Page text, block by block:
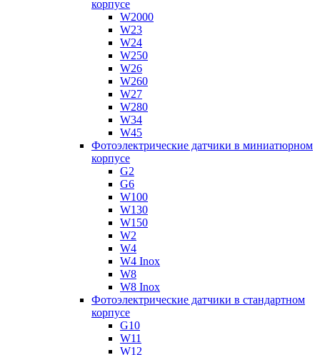
корпусе
W2000
W23
W24
W250
W26
W260
W27
W280
W34
W45
Фотоэлектрические датчики в миниатюрном
корпусе
G2
G6
W100
W130
W150
W2
W4
W4 Inox
W8
W8 Inox
Фотоэлектрические датчики в стандартном
корпусе
G10
W11
W12